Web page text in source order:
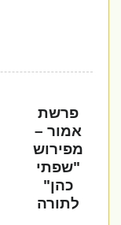
פרשת
אמור –
מפירוש
"שפתי
כהן"
לתורה